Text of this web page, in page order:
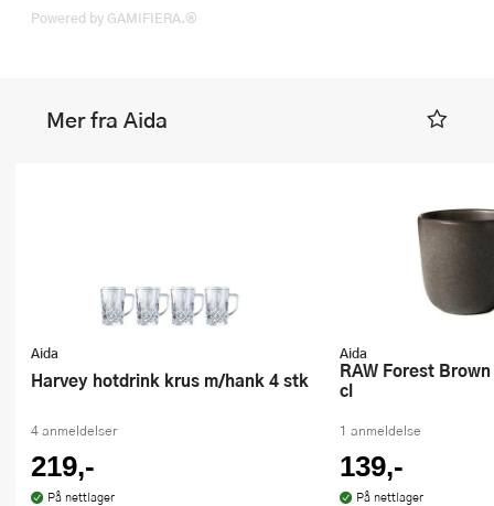
Powered by GAMIFIERA.®
Mer fra Aida
Aida
Harvey hotdrink krus m/hank 4 stk
4 anmeldelser
219,-
På nettlager
Aida
RAW Forest Brown kaffekopp 20
cl
1 anmeldelse
139,-
På nettlager